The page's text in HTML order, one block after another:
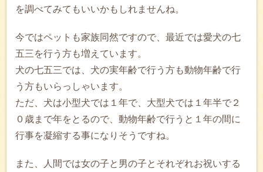
を調べてみてもいいかもしれませんね。
今ではペットも家族同然ですので、最近では愛犬の七
五三を行う方も増えています。
犬の七五三では、犬の実年齢で行う方も動物年齢で行
う方もいらっしゃいます。
ただ、犬は小型犬では１年で、大型犬では１年半で２
０歳まで年をとるので、動物年齢で行うと１年の間に
行事を凝縮する事になりそうですね。
また、人間では女の子と男の子とそれぞれお祝いする